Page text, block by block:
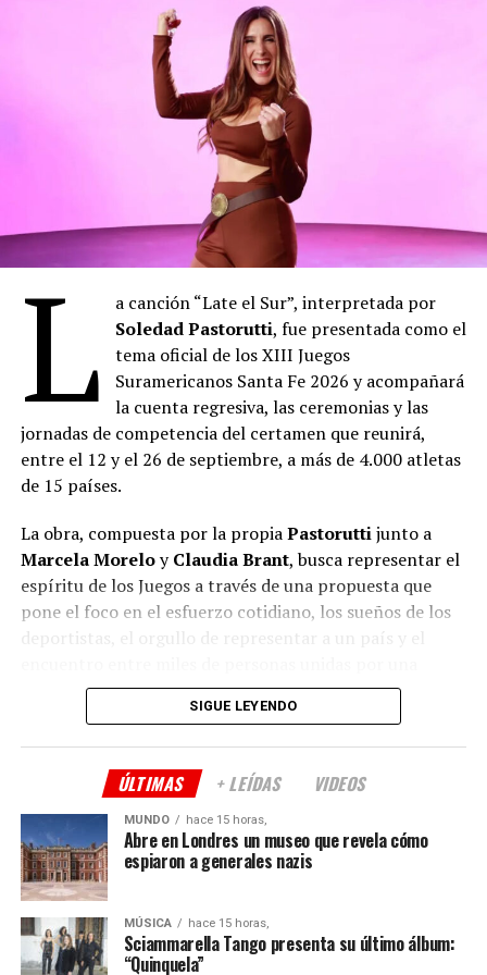
L
a canción “Late el Sur”, interpretada por
Soledad Pastorutti, fue presentada como el
tema oficial de los XIII Juegos
Suramericanos Santa Fe 2026 y acompañará
la cuenta regresiva, las ceremonias y las
jornadas de competencia del certamen que reunirá,
entre el 12 y el 26 de septiembre, a más de 4.000 atletas
de 15 países.
La obra, compuesta por la propiaPastoruttijunto a
Marcela MoreloyClaudia Brant, busca representar el
espíritu de los Juegos a través de una propuesta que
pone el foco en el esfuerzo cotidiano, los sueños de los
deportistas, el orgullo de representar a un país y el
misma pasión.
formará parte de la identidad de los XIII Juegos
Suramericanos Santa Fe 2026 y acompañará tanto la
etapa previa como las ceremonias y cada jornada de
competencia en las sedes de Santa Fe, Rosario y Rafaela.
Pastorutti
encontraba componiendo junto a
un objetivo definido, y decidió invitarlas a participar
cuando recibió la propuesta para crear la canción oficial
SIGUE LEYENDO
ÚLTIMAS + LEÍDAS VIDEOS
MUNDO hace 15 horas,
Abre en Londres un museo que revela cómo
espiaron a generales nazis
MÚSICA hace 15 horas,
Sciammarella Tango presenta su último álbum:
“Quinquela”